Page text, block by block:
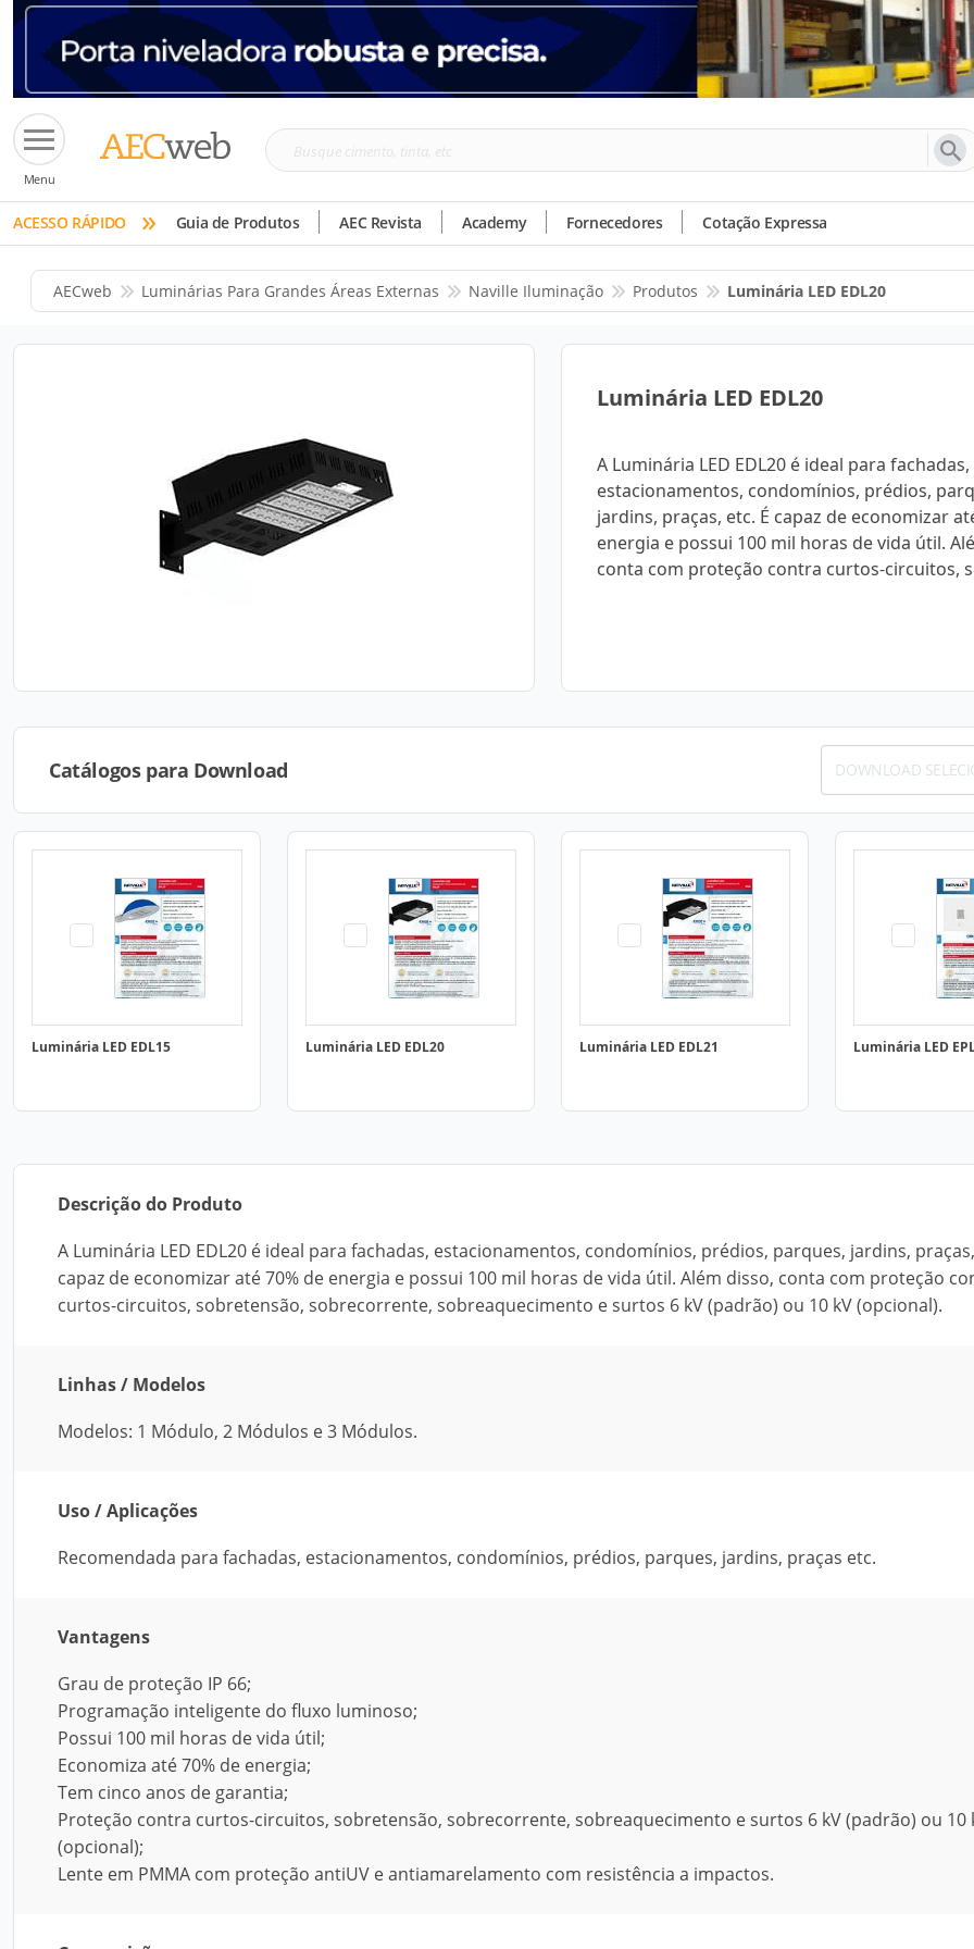
Menu
Busque
tinta,
etc
ACESSO RÁPIDO » Guia de Produtos AEC Revista Academy Fornecedores Cotação Expressa
AECweb Luminárias Para Grandes Áreas Externas Naville Iluminação Produtos Luminária LED EDL20
Luminária LED EDL20
A Luminária LED EDL20 é ideal para fachadas,
estacionamentos, condomínios, prédios,
jardins, praças, etc. É capaz de economizar
energia e possui 100 mil horas de vida útil.
conta com proteção contra curtos-circuitos,
Catálogos para Download DOWNLOAD
Luminária LED EDL15 Luminária LED EDL20 Luminária LED EDL21 Luminária LED
Descrição do Produto
A Luminária LED EDL20 é ideal para fachadas, estacionamentos, condomínios, prédios, parques, jardins,
capaz de economizar até 70% de energia e possui 100 mil horas de vida útil. Além disso, conta com proteção
curtos-circuitos, sobretensão, sobrecorrente, sobreaquecimento e surtos 6 kV (padrão) ou 10 kV (opcional).
Linhas / Modelos
Modelos: 1 Módulo, 2 Módulos e 3 Módulos.
Uso / Aplicações
Recomendada para fachadas, estacionamentos, condomínios, prédios, parques, jardins, praças etc.
Vantagens
Grau de proteção IP 66;
Programação inteligente do fluxo luminoso;
Possui 100 mil horas de vida útil;
Economiza até 70% de energia;
Tem cinco anos de garantia;
Proteção contra curtos-circuitos, sobretensão, sobrecorrente, sobreaquecimento e surtos 6 kV (padrão) ou 10
(opcional);
Lente em PMMA com proteção antiUV e antiamarelamento com resistência a impactos.